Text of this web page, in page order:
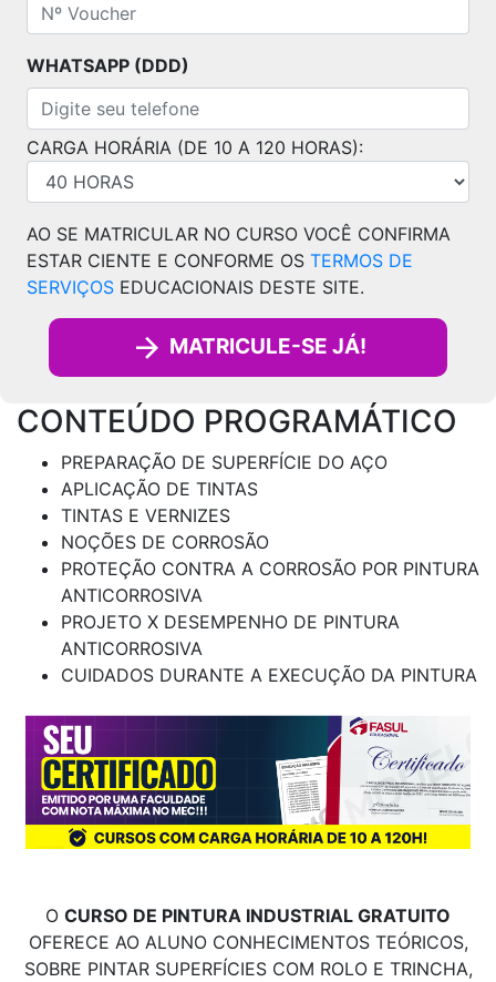
WHATSAPP (DDD)
CARGA HORÁRIA (DE 10 A 120 HORAS):
AO SE MATRICULAR NO CURSO VOCÊ CONFIRMA
ESTAR CIENTE E CONFORME OS TERMOS DE
SERVIÇOS EDUCACIONAIS DESTE SITE.
MATRICULE-SE JÁ!
CONTEÚDO PROGRAMÁTICO
PREPARAÇÃO DE SUPERFÍCIE DO AÇO
APLICAÇÃO DE TINTAS
TINTAS E VERNIZES
NOÇÕES DE CORROSÃO
PROTEÇÃO CONTRA A CORROSÃO POR PINTURA
ANTICORROSIVA
PROJETO X DESEMPENHO DE PINTURA
ANTICORROSIVA
CUIDADOS DURANTE A EXECUÇÃO DA PINTURA
O CURSO DE PINTURA INDUSTRIAL GRATUITO
OFERECE AO ALUNO CONHECIMENTOS TEÓRICOS,
SOBRE PINTAR SUPERFÍCIES COM ROLO E TRINCHA,